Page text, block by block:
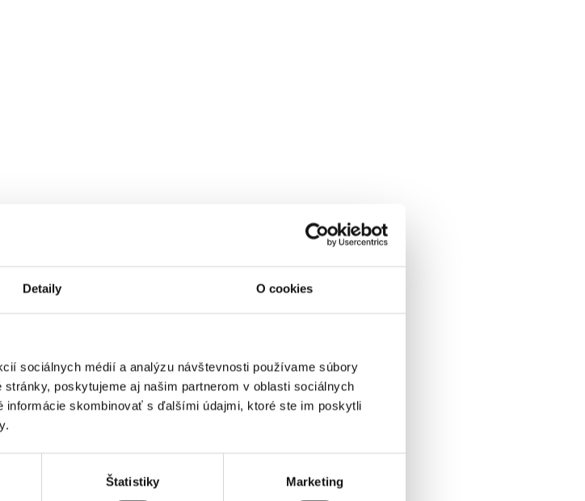
Detaily O cookies
sociálnych médií a analýzu návštevnosti používame súbory
poskytujeme aj našim partnerom v oblasti sociálnych
skombinovať s ďalšími údajmi, ktoré ste im poskytli
Štatistiky Marketing